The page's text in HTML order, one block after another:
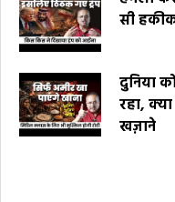
सी
दुनिया
रहा,
खज़ाने